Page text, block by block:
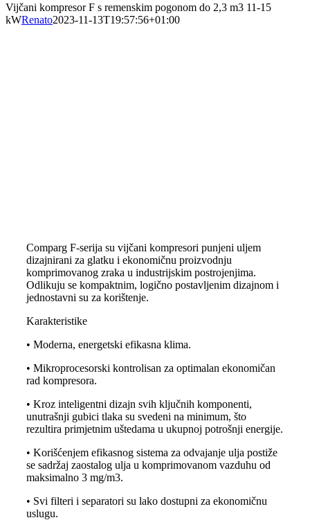
Vijčani kompresor F s remenskim pogonom do 2,3 m3 11-15
kWRenato2023-11-13T19:57:56+01:00
Comparg F-serija su vijčani kompresori punjeni uljem
dizajnirani za glatku i ekonomičnu proizvodnju
komprimovanog zraka u industrijskim postrojenjima.
Odlikuju se kompaktnim, logično postavljenim dizajnom i
jednostavni su za korištenje.
Karakteristike
• Moderna, energetski efikasna klima.
• Mikroprocesorski kontrolisan za optimalan ekonomičan
rad kompresora.
• Kroz inteligentni dizajn svih ključnih komponenti,
unutrašnji gubici tlaka su svedeni na minimum, što
rezultira primjetnim uštedama u ukupnoj potrošnji energije.
• Korišćenjem efikasnog sistema za odvajanje ulja postiže
se sadržaj zaostalog ulja u komprimovanom vazduhu od
maksimalno 3 mg/m3.
• Svi filteri i separatori su lako dostupni za ekonomičnu
uslugu.